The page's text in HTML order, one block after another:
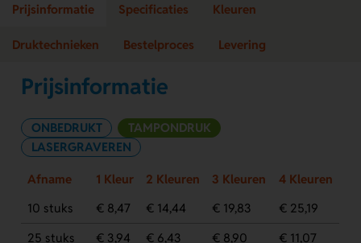
Prijsinformatie Specificaties Kleuren
Druktechnieken Bestelproces Levering
Prijsinformatie
ONBEDRUKT
TAMPONDRUK
LASERGRAVEREN
Afname 1 Kleur 2 Kleuren 3 Kleuren
4 Kleuren
10 stuks
€ 8,47 € 14,44 € 19,83
€ 25,19
25 stuks
€ 3,94 € 6,43 € 8,90 € 11,07